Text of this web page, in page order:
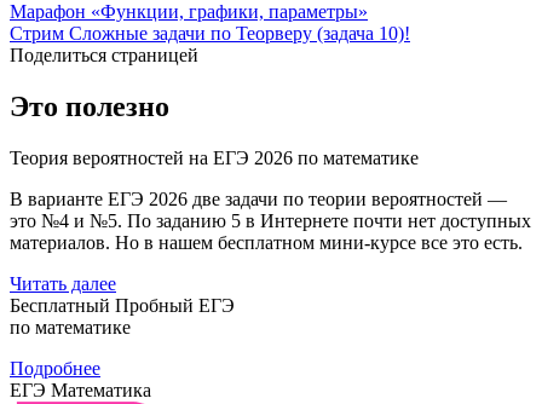
Марафон «Функции, графики, параметры»
Стрим Сложные задачи по Теорверу (задача 10)!
Поделиться страницей
Это полезно
Теория вероятностей на ЕГЭ 2026 по математике
В варианте ЕГЭ 2026 две задачи по теории вероятностей —
это №4 и №5. По заданию 5 в Интернете почти нет доступных
материалов. Но в нашем бесплатном мини-курсе все это есть.
Читать далее
Бесплатный Пробный ЕГЭ
по математике
Подробнее
ЕГЭ Математика